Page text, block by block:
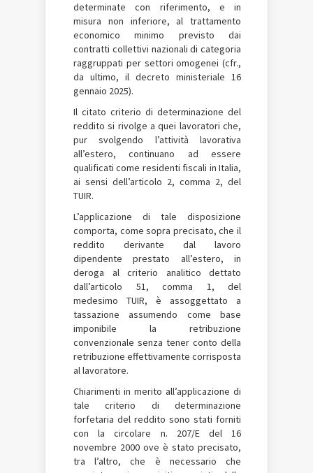
determinate con riferimento, e in
misura non inferiore, al trattamento
economico minimo previsto dai
contratti collettivi nazionali di categoria
raggruppati per settori omogenei (cfr.,
da ultimo, il decreto ministeriale 16
gennaio 2025).
Il citato criterio di determinazione del
reddito si rivolge a quei lavoratori che,
pur svolgendo l’attività lavorativa
all’estero, continuano ad essere
qualificati come residenti fiscali in Italia,
ai sensi dell’articolo 2, comma 2, del
TUIR.
L’applicazione di tale disposizione
comporta, come sopra precisato, che il
reddito derivante dal lavoro
dipendente prestato all’estero, in
deroga al criterio analitico dettato
dall’articolo 51, comma 1, del
medesimo TUIR, è assoggettato a
tassazione assumendo come base
imponibile la retribuzione
convenzionale senza tener conto della
retribuzione effettivamente corrisposta
al lavoratore.
Chiarimenti in merito all’applicazione di
tale criterio di determinazione
forfetaria del reddito sono stati forniti
con la circolare n. 207/E del 16
novembre 2000 ove è stato precisato,
tra l’altro, che è necessario che